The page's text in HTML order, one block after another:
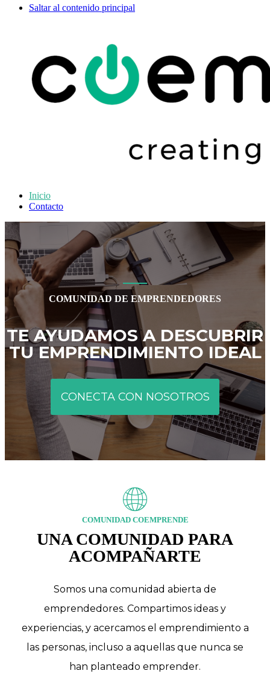
Saltar al contenido principal
Inicio
Contacto
COMUNIDAD DE EMPRENDEDORES
TE AYUDAMOS A DESCUBRIR
TU EMPRENDIMIENTO IDEAL
CONECTA CON NOSOTROS
COMUNIDAD COEMPRENDE
UNA COMUNIDAD PARA
ACOMPAÑARTE
Somos una comunidad abierta de
emprendedores. Compartimos ideas y
experiencias, y acercamos el emprendimiento a
las personas, incluso a aquellas que nunca se
han planteado emprender.